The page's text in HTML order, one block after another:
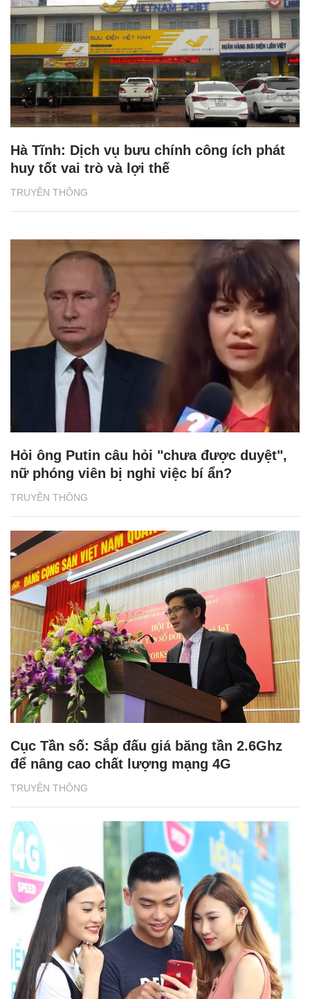
TRUYỀN THÔNG
Hà Tĩnh: Dịch vụ bưu chính công ích phát
huy tốt vai trò và lợi thế
TRUYỀN THÔNG
Hỏi ông Putin câu hỏi "chưa được duyệt",
nữ phóng viên bị nghỉ việc bí ẩn?
TRUYỀN THÔNG
Cục Tần số: Sắp đấu giá băng tần 2.6Ghz
để nâng cao chất lượng mạng 4G